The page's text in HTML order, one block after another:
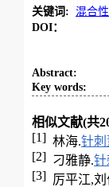
关键词 : 混合
DOI：
Abstract:
Key words:
相似文献(共
[1] 林海.针刺
[2] 刁雅静.针
[3] 厉平江,